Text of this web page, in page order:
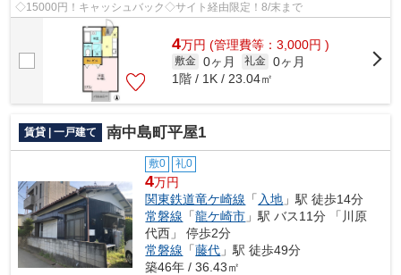
◇15000円！キャッシュバック◇サイト経由限定！8/末まで
4万円 (管理費等：3,000円 )
敷金 0ヶ月 礼金 0ヶ月
1階 / 1K / 23.04㎡
賃貸 | 一戸建て 南中島町平屋1
敷0 礼0
4万円
関東鉄道竜ケ崎線 「 入地 」駅 徒歩14分
常磐線 「龍ケ崎市 」駅 バス11分 「川原
代西」 停歩2分
常磐線 「藤代 」駅 徒歩49分
築46年 / 36.43㎡